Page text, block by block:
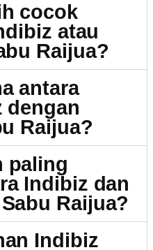
cocok
atau
Raijua?
antara
dengan
Raijua?
paling
Indibiz dan
Raijua?
Indibiz